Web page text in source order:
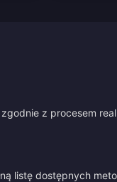
z procesem
listę dostępnych